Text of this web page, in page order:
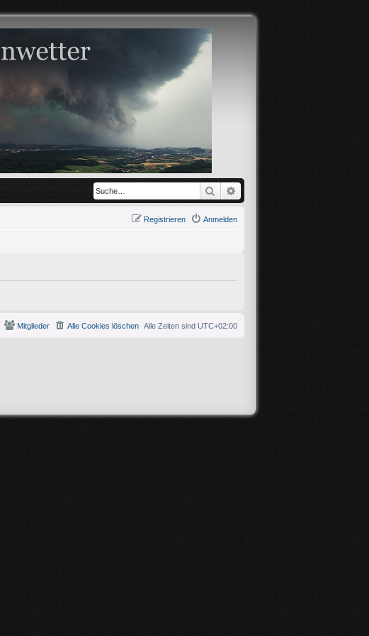
Suche
Anmelden
Registrieren
Alle Zeiten sind UTC+02:00
Alle Cookies löschen
Mitglieder